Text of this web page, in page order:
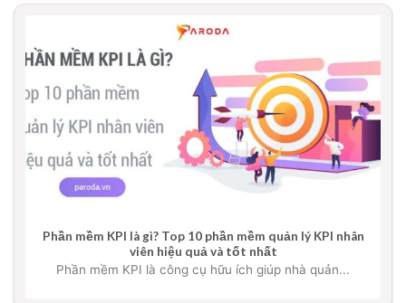
Phần mềm KPI là gì? Top 10 phần mềm quản lý KPI nhân
viên hiệu quả và tốt nhất
Phần mềm KPI là công cụ hữu ích giúp nhà quản...